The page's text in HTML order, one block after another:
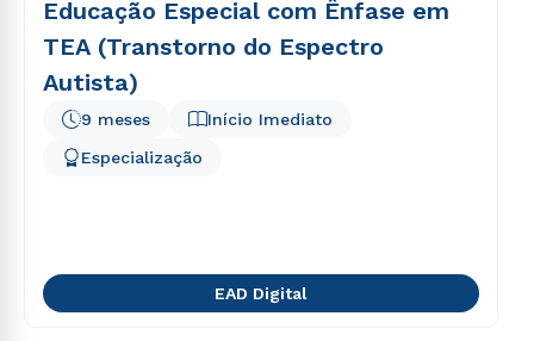
Educação Especial com Ênfase em
TEA (Transtorno do Espectro
Autista)
Início Imediato
9 meses
Especialização
EAD Digital